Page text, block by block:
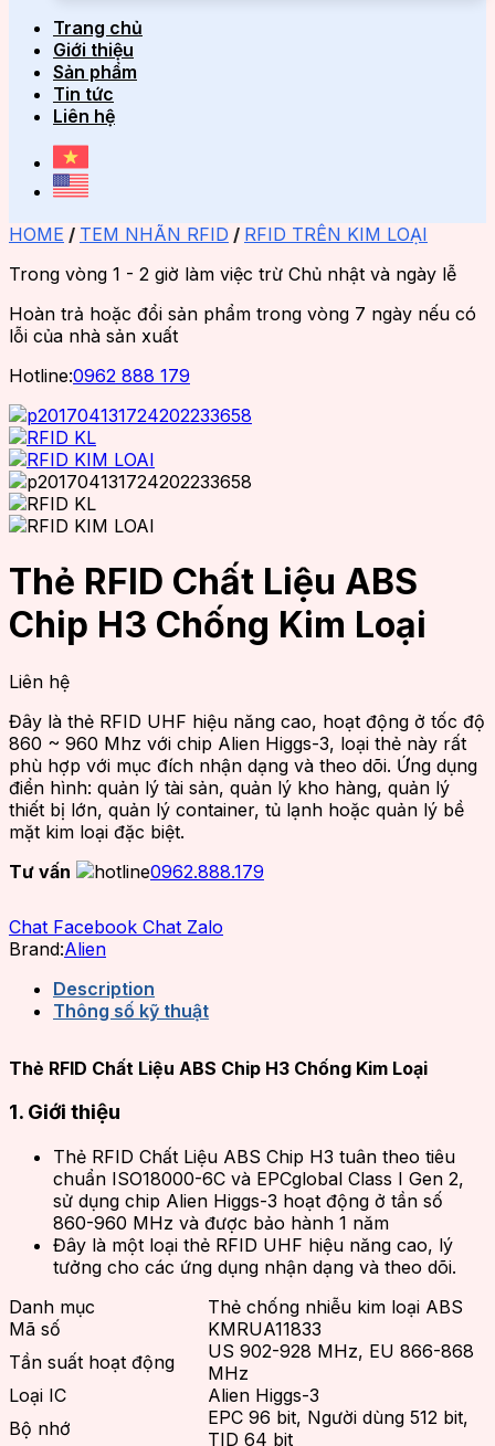
Trang chủ
Giới thiệu
Sản phẩm
Tin tức
Liên hệ
HOME / TEM NHÃN RFID / RFID TRÊN KIM LOẠI
Trong vòng 1 - 2 giờ làm việc trừ Chủ nhật và ngày lễ
Hoàn trả hoặc đổi sản phẩm trong vòng 7 ngày nếu có
lỗi của nhà sản xuất
Hotline:0962 888 179
Thẻ RFID Chất Liệu ABS
Chip H3 Chống Kim Loại
Liên hệ
Đây là thẻ RFID UHF hiệu năng cao, hoạt động ở tốc độ
860 ~ 960 Mhz với chip Alien Higgs-3, loại thẻ này rất
phù hợp với mục đích nhận dạng và theo dõi. Ứng dụng
điển hình: quản lý tài sản, quản lý kho hàng, quản lý
thiết bị lớn, quản lý container, tủ lạnh hoặc quản lý bề
mặt kim loại đặc biệt.
Tư vấn
0962.888.179
Chat Facebook Chat Zalo
Brand:Alien
Description
Thông số kỹ thuật
Thẻ RFID Chất Liệu ABS Chip H3 Chống Kim Loại
1. Giới thiệu
Thẻ RFID Chất Liệu ABS Chip H3 tuân theo tiêu
chuẩn ISO18000-6C và EPCglobal Class I Gen 2,
sử dụng chip Alien Higgs-3 hoạt động ở tần số
860-960 MHz và được bảo hành 1 năm
Đây là một loại thẻ RFID UHF hiệu năng cao, lý
tưởng cho các ứng dụng nhận dạng và theo dõi.
Danh mục
Thẻ chống nhiễu kim loại ABS
Mã số
KMRUA11833
Tần suất hoạt động
US 902-928 MHz, EU 866-868
MHz
Loại IC
Alien Higgs-3
Bộ nhớ
EPC 96 bit, Người dùng 512 bit,
TID 64 bit